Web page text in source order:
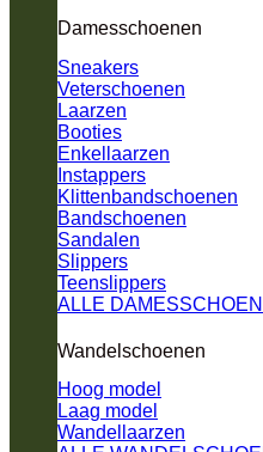
Damesschoenen
Sneakers
Veterschoenen
Laarzen
Booties
Enkellaarzen
Instappers
Klittenbandschoenen
Bandschoenen
Sandalen
Slippers
Teenslippers
ALLE
Wandelschoenen
Hoog model
Laag model
Wandellaarzen